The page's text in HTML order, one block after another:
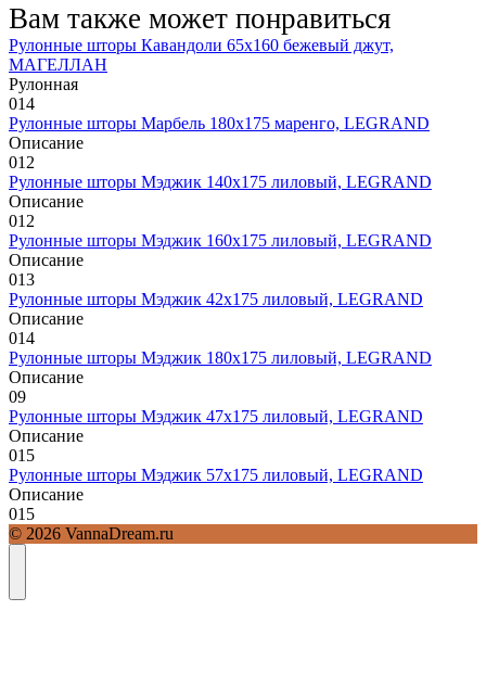
Вам также может понравиться
Рулонные шторы Кавандоли 65х160 бежевый джут,
МАГЕЛЛАН
Рулонная
014
Рулонные шторы Марбель 180х175 маренго, LEGRAND
Описание
012
Рулонные шторы Мэджик 140х175 лиловый, LEGRAND
Описание
012
Рулонные шторы Мэджик 160х175 лиловый, LEGRAND
Описание
013
Рулонные шторы Мэджик 42х175 лиловый, LEGRAND
Описание
014
Рулонные шторы Мэджик 180х175 лиловый, LEGRAND
Описание
09
Рулонные шторы Мэджик 47х175 лиловый, LEGRAND
Описание
015
Рулонные шторы Мэджик 57х175 лиловый, LEGRAND
Описание
015
© 2026 VannaDream.ru